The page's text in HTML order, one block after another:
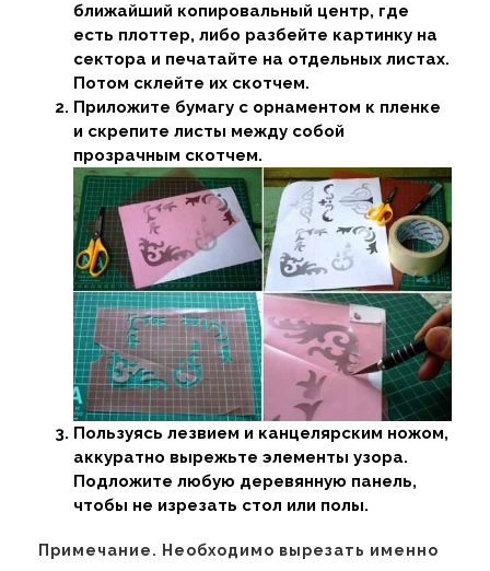
ближайший копировальный центр, где
есть плоттер, либо разбейте картинку на
сектора и печатайте на отдельных листах.
Потом склейте их скотчем.
Приложите бумагу с орнаментом к пленке
и скрепите листы между собой
прозрачным скотчем.
Пользуясь лезвием и канцелярским ножом,
аккуратно вырежьте элементы узора.
Подложите любую деревянную панель,
чтобы не изрезать стол или полы.
Примечание. Необходимо вырезать именно